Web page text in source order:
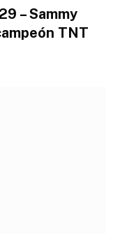
– Sammy
TNT